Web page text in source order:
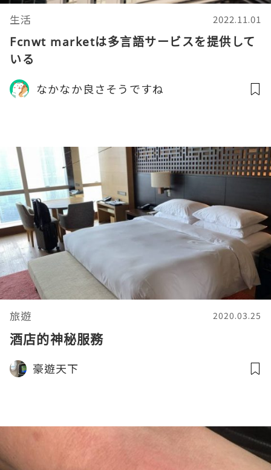
生活 2022.11.01
Fcnwt marketは多言語サービスを提供して
いる
なかなか良さそうですね
旅遊 2020.03.25
酒店的神秘服務
豪遊天下